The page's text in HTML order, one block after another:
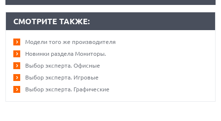
СМОТРИТЕ ТАКЖЕ:
Модели того же производителя
Новинки раздела Мониторы.
Выбор эксперта. Офисные
Выбор эксперта. Игровые
Выбор эксперта. Графические